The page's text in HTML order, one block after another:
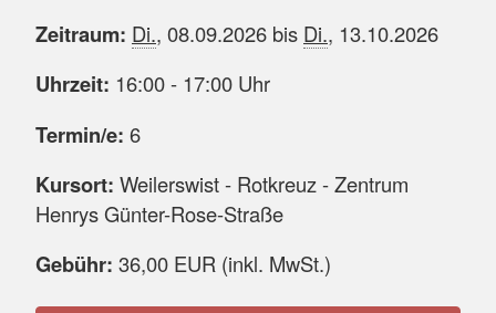
Zeitraum: Di., 08.09.2026 bis Di., 13.10.2026
Uhrzeit: 16:00 - 17:00 Uhr
Termin/e: 6
Kursort: Weilerswist - Rotkreuz - Zentrum
Henrys Günter-Rose-Straße
Gebühr: 36,00 EUR (inkl. MwSt.)